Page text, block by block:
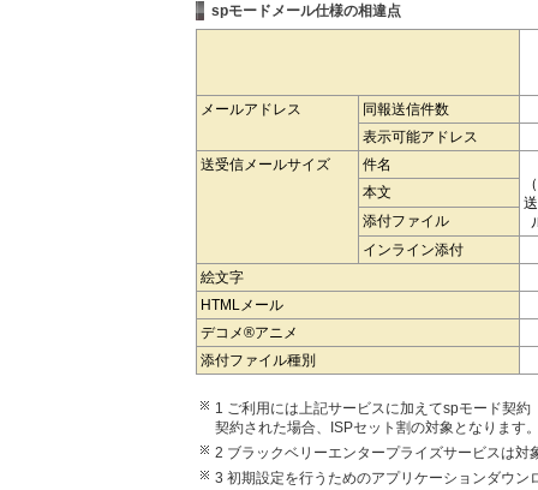
spモードメール仕様の相違点
メールアドレス
同報送信件数
表示可能アドレス
送受信メールサイズ
件名
本文
添付ファイル
インライン添付
絵文字
HTMLメール
デコメ®アニメ
添付ファイル種別
1 ご利用には上記サービスに加えてspモード契約
契約された場合、ISPセット割の対象となります
2 ブラックベリーエンタープライズサービスは対
3 初期設定を行うためのアプリケーションダウン